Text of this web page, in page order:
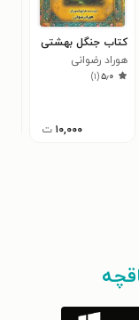
کتاب جنگل بهشتی
هوراد رضوانی
۵٫۰(۱)
۱۰,۰۰۰ ت